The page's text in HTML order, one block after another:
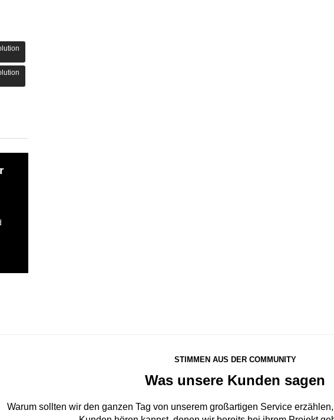
STIMMEN AUS DER COMMUNITY
Was unsere Kunden sagen
Warum sollten wir den ganzen Tag von unserem großartigen Service